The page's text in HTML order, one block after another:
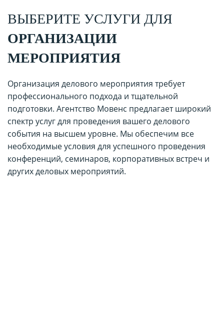
ВЫБЕРИТЕ УСЛУГИ ДЛЯ
ОРГАНИЗАЦИИ
МЕРОПРИЯТИЯ
Организация делового мероприятия требует
профессионального подхода и тщательной
подготовки. Агентство Мовенс предлагает широкий
спектр услуг для проведения вашего делового
события на высшем уровне. Мы обеспечим все
необходимые условия для успешного проведения
конференций, семинаров, корпоративных встреч и
других деловых мероприятий.